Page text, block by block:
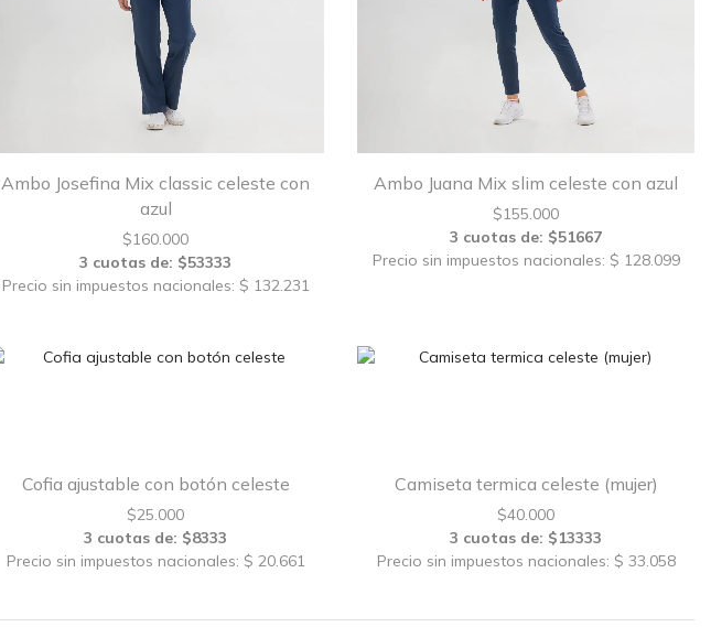
Ambo Josefina Mix classic celeste con
azul
$160.000
3 cuotas de: $53333
Precio sin impuestos nacionales: $ 132.231
Ambo Juana Mix slim celeste con azul
$155.000
3 cuotas de: $51667
Precio sin impuestos nacionales: $ 128.099
Cofia ajustable con botón celeste
$25.000
3 cuotas de: $8333
Precio sin impuestos nacionales: $ 20.661
Camiseta termica celeste (mujer)
$40.000
3 cuotas de: $13333
Precio sin impuestos nacionales: $ 33.058